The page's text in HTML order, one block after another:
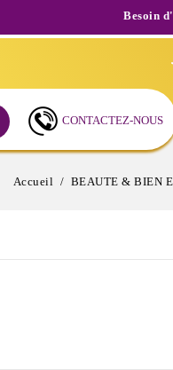
Besoin d'aide?
CONTACTEZ-NOUS
Accueil BEAUTE & BIEN